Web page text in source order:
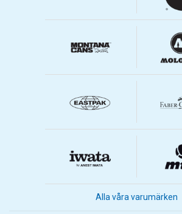
Alla våra varumärken